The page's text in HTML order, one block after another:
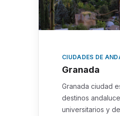
CIUDADES DE
Granada
Granada ciudad
destinos
universitarios y